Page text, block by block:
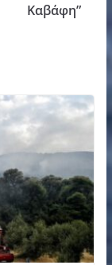
Καβάφη”